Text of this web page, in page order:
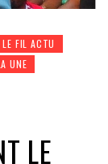
LE FIL ACTU
UNE
LE